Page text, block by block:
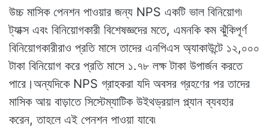
উচ্চ মাসিক পেনশন পাওয়ার জন্য NPS একটি ভাল বিনিয়োগ৷
ট্যাক্স এবং বিনিয়োগকারী বিশেষজ্ঞদের মতে, এমনকি কম ঝুঁকিপূর্ণ
বিনিয়োগকারীরাও প্রতি মাসে তাদের এনপিএস অ্যাকাউন্টে ১২,০০০
টাকা বিনিয়োগ করে প্রতি মাসে ১.৭৮ লক্ষ টাকা উপার্জন করতে
পারে।অন্যদিকে NPS গ্রাহকরা যদি অবসর গ্রহণের পর তাদের
মাসিক আয় বাড়াতে সিস্টেম্যাটিক উইথড্রয়াল প্ল্যান ব্যবহার
করেন, তাহলে এই পেনশন পাওয়া যাবে৷